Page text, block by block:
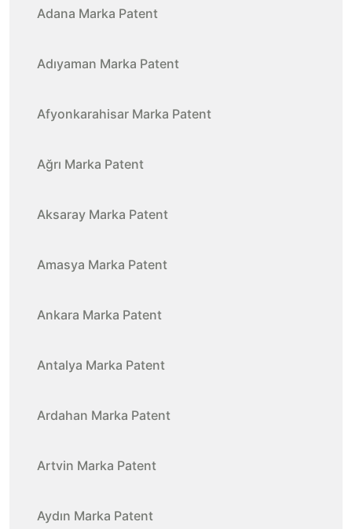
Adana Marka Patent
Adıyaman Marka Patent
Afyonkarahisar Marka Patent
Ağrı Marka Patent
Aksaray Marka Patent
Amasya Marka Patent
Ankara Marka Patent
Antalya Marka Patent
Ardahan Marka Patent
Artvin Marka Patent
Aydın Marka Patent